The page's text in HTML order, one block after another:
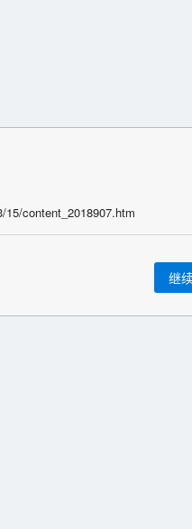
15/content_2018907.htm
继